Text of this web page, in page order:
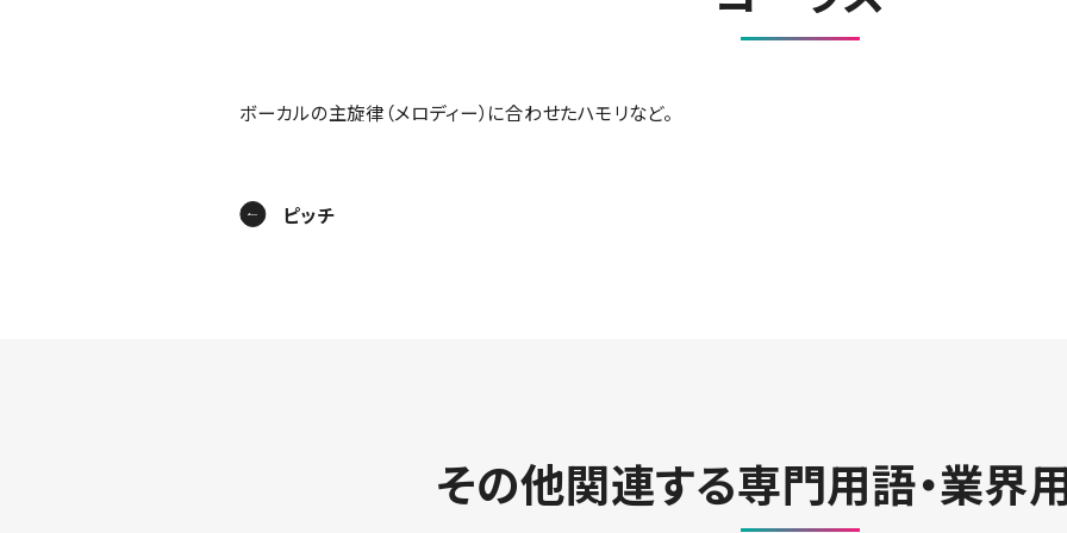
ボーカルの主旋律（メロディー）に合わせたハモリなど。
ピッチ
その他関連する専門用語・業界